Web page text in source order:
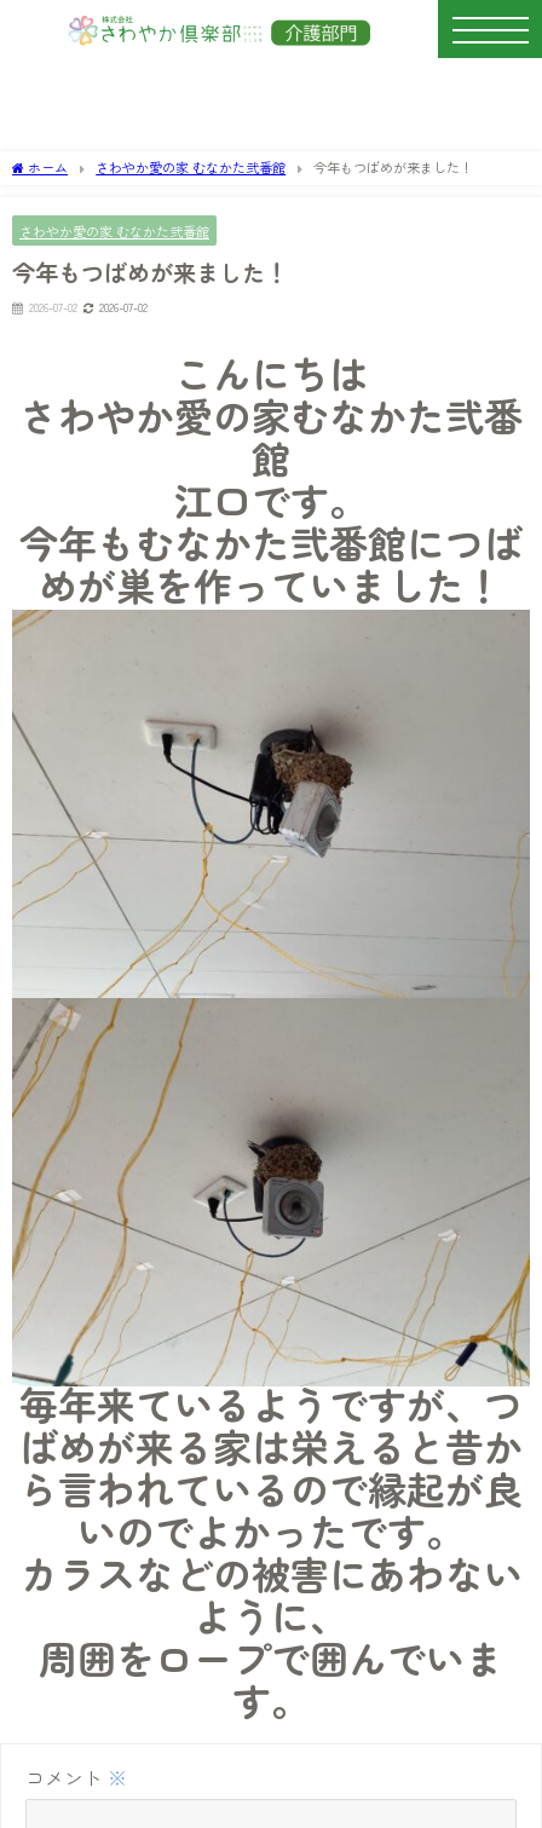
ホーム さわやか愛の家 むなかた弐番館 今年もつばめが来ました！
さわやか愛の家 むなかた弐番館
今年もつばめが来ました！
2026-07-02 2026-07-02
こんにちは
さわやか愛の家むなかた弐番
館
江口です。
今年もむなかた弐番館につば
めが巣を作っていました！
毎年来ているようですが、つ
ばめが来る家は栄えると昔か
ら言われているので縁起が良
いのでよかったです。
カラスなどの被害にあわない
ように、
周囲をロープで囲んでいま
す。
コメント ※